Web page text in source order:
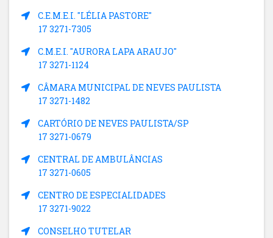
C.E.M.E.I. "LÉLIA PASTORE"
17 3271-7305
C.M.E.I. "AURORA LAPA ARAUJO"
17 3271-1124
CÂMARA MUNICIPAL DE NEVES PAULISTA
17 3271-1482
CARTÓRIO DE NEVES PAULISTA/SP
17 3271-0679
CENTRAL DE AMBULÂNCIAS
17 3271-0605
CENTRO DE ESPECIALIDADES
17 3271-9022
CONSELHO TUTELAR